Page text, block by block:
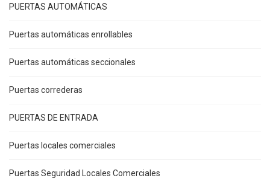
PUERTAS AUTOMÁTICAS
Puertas automáticas enrollables
Puertas automáticas seccionales
Puertas correderas
PUERTAS DE ENTRADA
Puertas locales comerciales
Puertas Seguridad Locales Comerciales